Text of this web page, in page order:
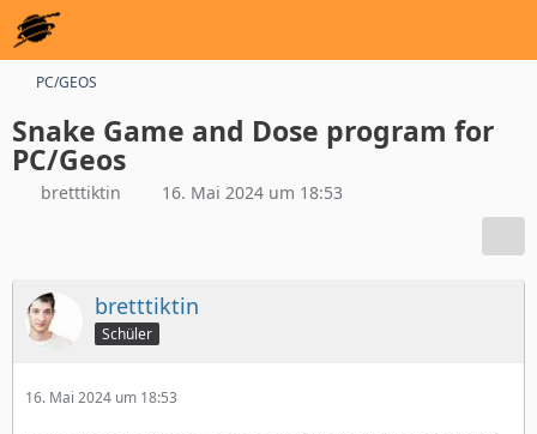
PC/GEOS
Snake Game and Dose program for
PC/Geos
bretttiktin 16. Mai 2024 um 18:53
bretttiktin
Schüler
16. Mai 2024 um 18:53